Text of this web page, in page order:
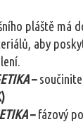
pláště má
aby
–
–fázový